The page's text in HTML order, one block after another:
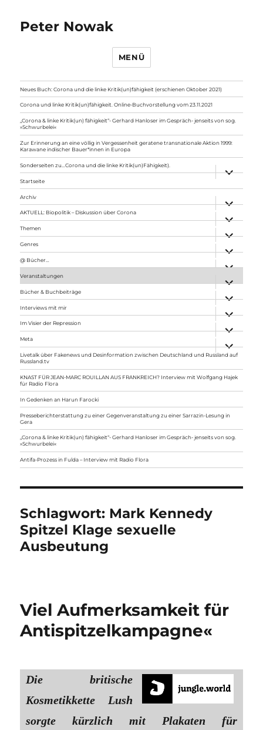
Peter Nowak
MENÜ
Neues Buch: Corona und die linke Kritik(un)fähigkeit (erschienen Oktober 2021)
Corona und linke Kritik(un)fähigkeit. Online-Buchvorstellung vom 23.11.2021
„Corona & linke Kritik(un) fähigkeit“- Gerhard Hanloser im Gespräch- jenseits von sog.
»Schwurbelei«
Zur Erinnerung an eine völlig in Vergessenheit geratene transnationale Aktion 1999:
Karawane indischer Bauer*innen in Europa
Sonderseiten zu…Corona und die linke Kritik(un)Fähigkeit).
anzeigen
Startseite
Archiv
anzeigen
AKTUELL: Biopolitik – Diskussion über Corona
anzeigen
Themen
anzeigen
Genres
anzeigen
@ Bücher…
Veranstaltungen
anzeigen
Bücher & Buchbeiträge
anzeigen
Interviews mit mir
anzeigen
Im Visier der Repression
anzeigen
Meta
anzeigen
Livetalk über Fakenews und Desinformation zwischen Deutschland und Russland auf
Russland.tv
KNAST FÜR JEAN-MARC ROUILLAN AUS FRANKREICH? Interview mit Wolfgang Hajek
für Radio Flora
In Gedenken an Harun Farocki
Presseberichterstattung zu einer Gegenveranstaltung zu einer Sarrazin-Lesung in
Gera
„Corona & linke Kritik(un) fähigkeit“- Gerhard Hanloser im Gespräch- jenseits von sog.
»Schwurbelei«
Antifa-Prozess in Fulda – Interview mit Radio Flora
Schlagwort: Mark Kennedy
Spitzel Klage sexuelle
Ausbeutung
Viel Aufmerksamkeit für
Antispitzelkampagne«
Die britische
Kosmetikkette Lush
sorgte kürzlich mit Plakaten für